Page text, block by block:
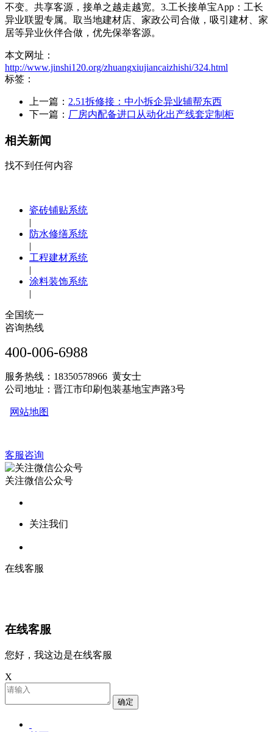
不变。共享客源，接单之越走越宽。3.工长接单宝App：工长
异业联盟专属。取当地建材店、家政公司合做，吸引建材、家
居等异业伙伴合做，优先保举客源。
本文网址：
http://www.jinshi120.org/zhuangxiujiancaizhishi/324.html
标签：
上一篇： 2.51拆修接：中小拆企异业辅帮东西
下一篇： 厂房内配备进口从动化出产线套定制柜
相关新闻
找不到任何内容
瓷砖铺贴系统
|
防水修缮系统
|
工程建材系统
|
涂料装饰系统
|
全国统一
咨询热线
400-006-6988
服务热线：18350578966 黄女士
公司地址：晋江市印刷包装基地宝声路3号
网站地图
客服咨询
关注微信公众号
关注我们
在线客服
在线客服
您好，我这边是在线客服
X
确定